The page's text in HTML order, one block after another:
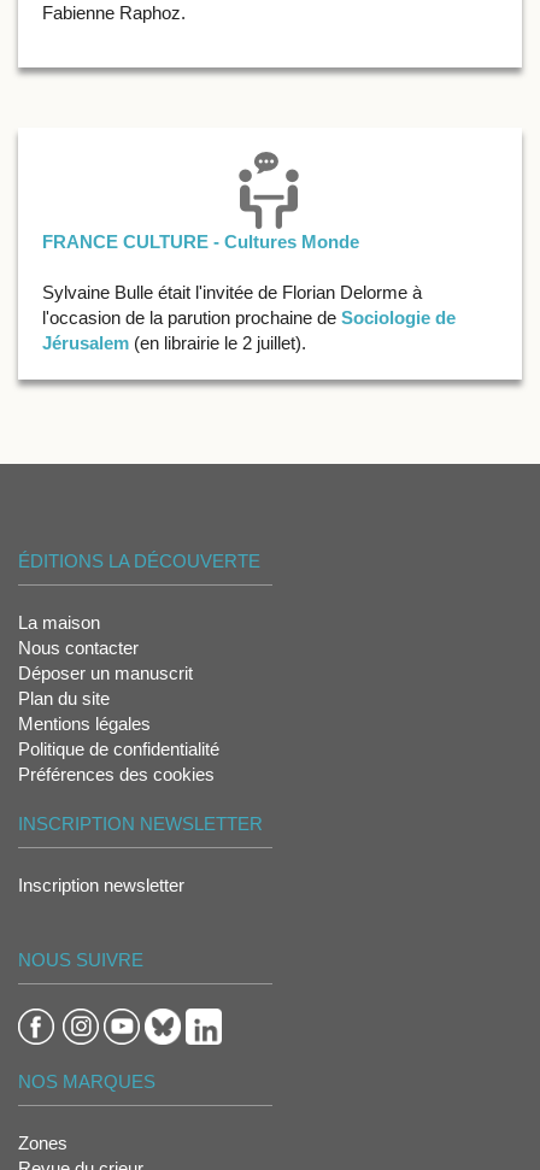
Fabienne Raphoz.
FRANCE CULTURE - Cultures Monde
Sylvaine Bulle était l'invitée de Florian Delorme à
l'occasion de la parution prochaine de Sociologie de
Jérusalem (en librairie le 2 juillet).
ÉDITIONS LA DÉCOUVERTE
La maison
Nous contacter
Déposer un manuscrit
Plan du site
Mentions légales
Politique de confidentialité
Préférences des cookies
INSCRIPTION NEWSLETTER
Inscription newsletter
NOUS SUIVRE
NOS MARQUES
Zones